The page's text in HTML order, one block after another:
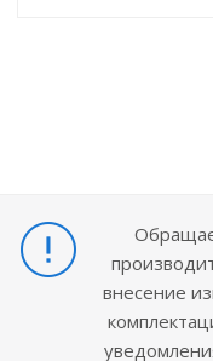
внесение